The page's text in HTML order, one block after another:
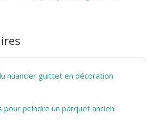
nuancier guittet en décoration
peindre un parquet ancien